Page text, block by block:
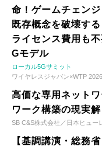
命！ゲームチェン
既存概念を破壊す
ライセンス費用も
Gモデル
ローカル5Gサミット
ワイヤレスジャパン×WTP 2026
高価な専用ネット
ワーク構築の現実解
SB C&S株式会社／日本ヒュー
【基調講演・総務